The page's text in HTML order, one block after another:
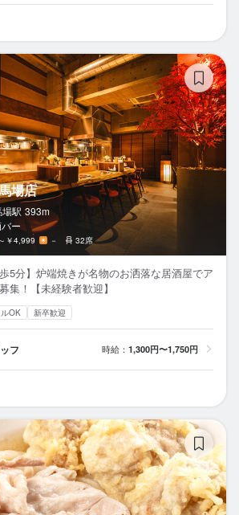
場店
場駅 393m
ー
～￥4,999 － 32席
5分】炉端焼きが名物のお洒落な居酒屋でア
集！【未経験者歓迎】
OK 新卒歓迎
フ 時給： 1,300円〜1,750円